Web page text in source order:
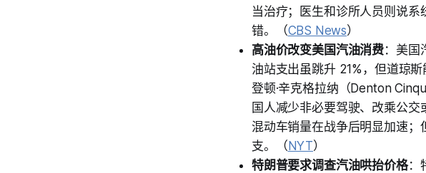
当治疗；医生和诊所人员则说
错。（CBS News）
高油价改变美国汽油消费：美国
油站支出虽跳升 21%，但道琼
登顿·辛克格拉纳（Denton
国人减少非必要驾驶、改乘公
混动车销量在战争后明显加速
支。（NYT）
特朗普要求调查汽油哄抬价格：